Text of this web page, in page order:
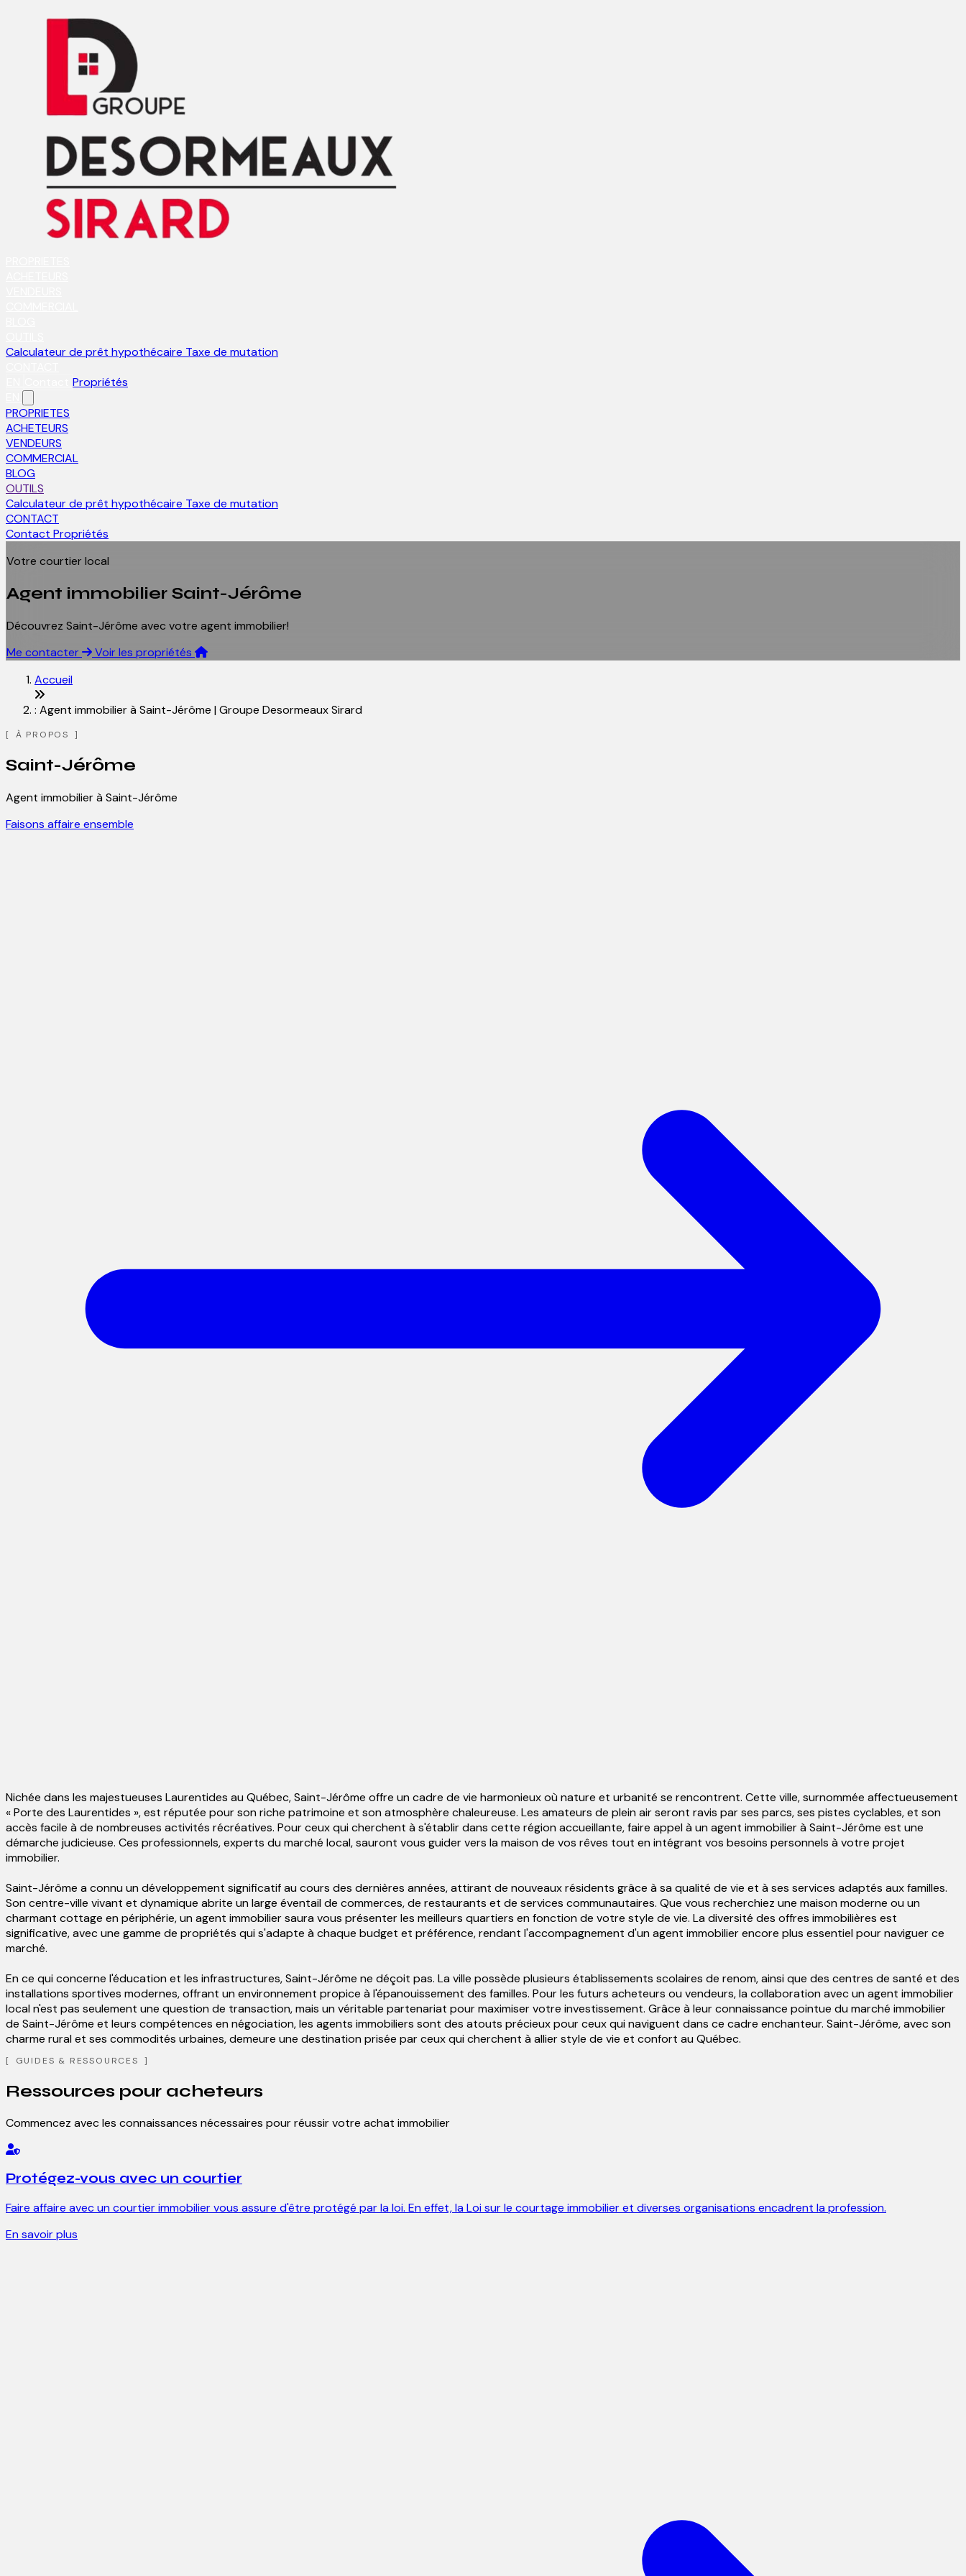
Calculateur de prêt hypothécaire Taxe de mutation
Propriétés
PROPRIETES
ACHETEURS
VENDEURS
COMMERCIAL
BLOG
OUTILS
Calculateur de prêt hypothécaire Taxe de mutation
CONTACT
Contact Propriétés
Votre courtier local
Agent immobilier Saint-Jérôme
Découvrez Saint-Jérôme avec votre agent immobilier!
Me contacter
Voir les propriétés
Accueil
: Agent immobilier à Saint-Jérôme | Groupe Desormeaux Sirard
À PROPOS
Saint-Jérôme
Agent immobilier à Saint-Jérôme
Faisons affaire ensemble
Nichée dans les majestueuses Laurentides au Québec, Saint-Jérôme offre un cadre de vie harmonieux où nature et urbanité se rencontrent. Cette ville, surnommée affectueusement
« Porte des Laurentides », est réputée pour son riche patrimoine et son atmosphère chaleureuse. Les amateurs de plein air seront ravis par ses parcs, ses pistes cyclables, et son
accès facile à de nombreuses activités récréatives. Pour ceux qui cherchent à s'établir dans cette région accueillante, faire appel à un agent immobilier à Saint-Jérôme est une
démarche judicieuse. Ces professionnels, experts du marché local, sauront vous guider vers la maison de vos rêves tout en intégrant vos besoins personnels à votre projet
immobilier.
Saint-Jérôme a connu un développement significatif au cours des dernières années, attirant de nouveaux résidents grâce à sa qualité de vie et à ses services adaptés aux familles.
Son centre-ville vivant et dynamique abrite un large éventail de commerces, de restaurants et de services communautaires. Que vous recherchiez une maison moderne ou un
charmant cottage en périphérie, un agent immobilier saura vous présenter les meilleurs quartiers en fonction de votre style de vie. La diversité des offres immobilières est
significative, avec une gamme de propriétés qui s'adapte à chaque budget et préférence, rendant l'accompagnement d'un agent immobilier encore plus essentiel pour naviguer ce
marché.
En ce qui concerne l'éducation et les infrastructures, Saint-Jérôme ne déçoit pas. La ville possède plusieurs établissements scolaires de renom, ainsi que des centres de santé et des
installations sportives modernes, offrant un environnement propice à l'épanouissement des familles. Pour les futurs acheteurs ou vendeurs, la collaboration avec un agent immobilier
local n'est pas seulement une question de transaction, mais un véritable partenariat pour maximiser votre investissement. Grâce à leur connaissance pointue du marché immobilier
de Saint-Jérôme et leurs compétences en négociation, les agents immobiliers sont des atouts précieux pour ceux qui naviguent dans ce cadre enchanteur. Saint-Jérôme, avec son
charme rural et ses commodités urbaines, demeure une destination prisée par ceux qui cherchent à allier style de vie et confort au Québec.
GUIDES & RESSOURCES
Ressources pour acheteurs
Commencez avec les connaissances nécessaires pour réussir votre achat immobilier
Protégez-vous avec un courtier
Faire affaire avec un courtier immobilier vous assure d'être protégé par la loi. En effet, la Loi sur le courtage immobilier et diverses organisations encadrent la profession.
En savoir plus